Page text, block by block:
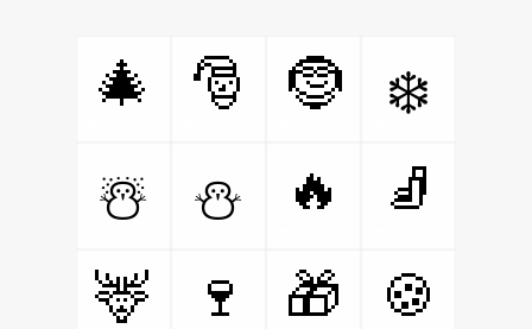
🎄 🎅 🤶
❄️
☃️
⛄ 🔥
🧦
🦌
🍷 🎁
🍪